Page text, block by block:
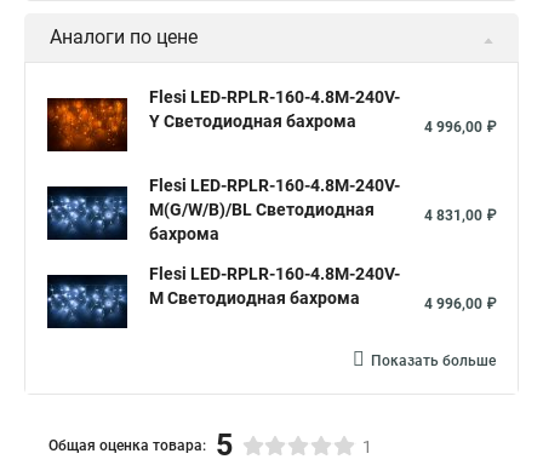
Аналоги по цене
Flesi LED-RPLR-160-4.8M-240V-
Y Светодиодная бахрома
4 996,00 ₽
Flesi LED-RPLR-160-4.8M-240V-
M(G/W/B)/BL Светодиодная
бахрома
4 831,00 ₽
Flesi LED-RPLR-160-4.8M-240V-
M Светодиодная бахрома
4 996,00 ₽
Показать больше
Общая оценка товара: 5 1